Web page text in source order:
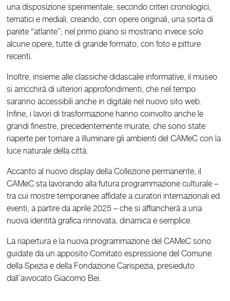
una disposizione sperimentale, secondo criteri cronologici,
tematici e mediali, creando, con opere originali, una sorta di
parete “atlante”; nel primo piano si mostrano invece solo
alcune opere, tutte di grande formato, con foto e pitture
recenti.
Inoltre, insieme alle classiche didascalie informative, il museo
si arricchirà di ulteriori approfondimenti, che nel tempo
saranno accessibili anche in digitale nel nuovo sito web.
Infine, i lavori di trasformazione hanno coinvolto anche le
grandi finestre, precedentemente murate, che sono state
riaperte per tornare a illuminare gli ambienti del CAMeC con la
luce naturale della città.
Accanto al nuovo display della Collezione permanente, il
CAMeC sta lavorando alla futura programmazione culturale –
tra cui mostre temporanee affidate a curatori internazionali ed
eventi, a partire da aprile 2025 – che si affiancherà a una
nuova identità grafica rinnovata, dinamica e semplice.
La riapertura e la nuova programmazione del CAMeC sono
guidate da un apposito Comitato espressione del Comune
della Spezia e della Fondazione Carispezia, presieduto
dall’avvocato Giacomo Bei.